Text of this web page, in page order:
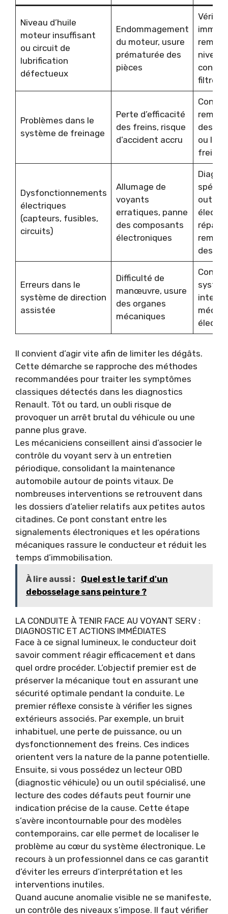
Niveau d’huile
moteur insuffisant
ou circuit de
lubrification
défectueux
Endommagement
du moteur, usure
prématurée des
pièces
remise
niveau,
filtre à
Problèmes dans le
système de freinage
Perte d’efficacité
des freins, risque
d’accident accru
des
ou
frein
Dysfonctionnements
électriques
(capteurs, fusibles,
circuits)
Allumage de
voyants
erratiques, panne
des composants
électroniques
outil
des
Erreurs dans le
système de direction
assistée
Difficulté de
manœuvre, usure
des organes
mécaniques
Il convient d’agir vite afin de limiter les dégâts.
Cette démarche se rapproche des méthodes
recommandées pour traiter les symptômes
classiques détectés dans les diagnostics
Renault. Tôt ou tard, un oubli risque de
provoquer un arrêt brutal du véhicule ou une
panne plus grave.
Les mécaniciens conseillent ainsi d’associer le
contrôle du voyant serv à un entretien
périodique, consolidant la maintenance
automobile autour de points vitaux. De
nombreuses interventions se retrouvent dans
les dossiers d’atelier relatifs aux petites autos
citadines. Ce pont constant entre les
signalements électroniques et les opérations
mécaniques rassure le conducteur et réduit les
temps d’immobilisation.
À lire aussi :
Quel est le tarif d'un
debosselage sans peinture ?
LA CONDUITE À TENIR FACE AU VOYANT SERV :
DIAGNOSTIC ET ACTIONS IMMÉDIATES
Face à ce signal lumineux, le conducteur doit
savoir comment réagir efficacement et dans
quel ordre procéder. L’objectif premier est de
préserver la mécanique tout en assurant une
sécurité optimale pendant la conduite. Le
premier réflexe consiste à vérifier les signes
extérieurs associés. Par exemple, un bruit
inhabituel, une perte de puissance, ou un
dysfonctionnement des freins. Ces indices
orientent vers la nature de la panne potentielle.
Ensuite, si vous possédez un lecteur OBD
(diagnostic véhicule) ou un outil spécialisé, une
lecture des codes défauts peut fournir une
indication précise de la cause. Cette étape
s’avère incontournable pour des modèles
contemporains, car elle permet de localiser le
problème au cœur du système électronique. Le
recours à un professionnel dans ce cas garantit
d’éviter les erreurs d’interprétation et les
interventions inutiles.
Quand aucune anomalie visible ne se manifeste,
un contrôle des niveaux s’impose. Il faut vérifier